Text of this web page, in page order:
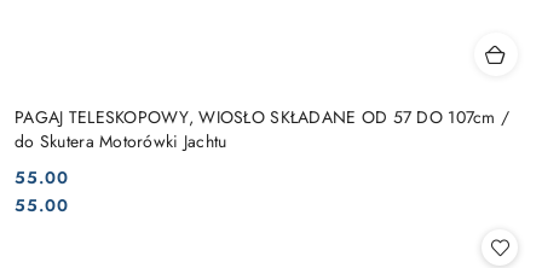
PAGAJ TELESKOPOWY, WIOSŁO SKŁADANE OD 57 DO 107cm /
do Skutera Motorówki Jachtu
Cena:
55.00
Cena:
55.00